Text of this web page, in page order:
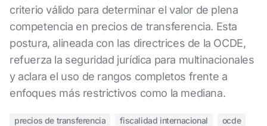
criterio válido para determinar el valor de plena
competencia en precios de transferencia. Esta
postura, alineada con las directrices de la OCDE,
refuerza la seguridad jurídica para multinacionales
y aclara el uso de rangos completos frente a
enfoques más restrictivos como la mediana.
precios de transferencia fiscalidad internacional
ocde